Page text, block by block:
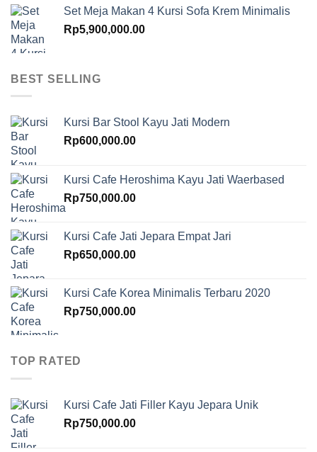
Set Meja Makan 4 Kursi Sofa Krem Minimalis
Rp5,900,000.00
BEST SELLING
Kursi Bar Stool Kayu Jati Modern
Rp600,000.00
Kursi Cafe Heroshima Kayu Jati Waerbased
Rp750,000.00
Kursi Cafe Jati Jepara Empat Jari
Rp650,000.00
Kursi Cafe Korea Minimalis Terbaru 2020
Rp750,000.00
TOP RATED
Kursi Cafe Jati Filler Kayu Jepara Unik
Rp750,000.00